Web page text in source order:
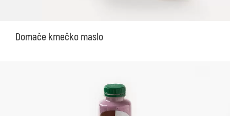
Domače kmečko maslo